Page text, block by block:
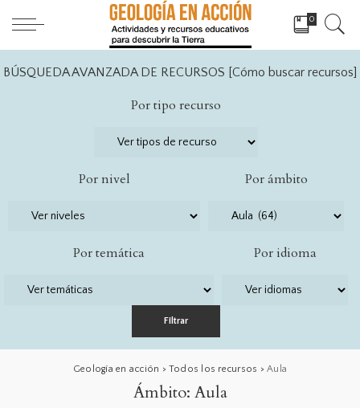
0
BÚSQUEDA AVANZADA DE RECURSOS [Cómo buscar recursos]
Por tipo recurso
Por nivel Por ámbito
Por temática Por idioma
Geología en acción >Todos los recursos >Aula
Ámbito: Aula